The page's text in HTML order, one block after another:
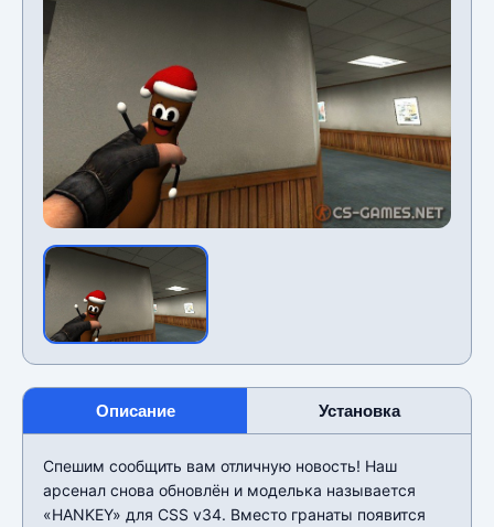
Описание Установка
Спешим сообщить вам отличную новость! Наш
арсенал снова обновлён и моделька называется
«HANKEY» для CSS v34. Вместо гранаты появится